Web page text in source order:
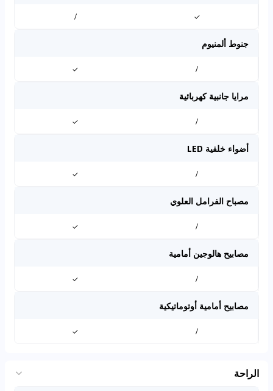
✓
/
جنوط ألمنيوم
/
✓
مرايا جانبية كهربائية
/
✓
أضواء خلفية LED
/
✓
مصباح الفرامل العلوي
/
✓
مصابيح هالوجين أمامية
/
✓
مصابيح أمامية أوتوماتيكية
/
✓
الراحة